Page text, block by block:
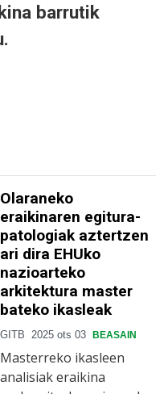
barrutik
Olaraneko
eraikinaren egitura-
patologiak aztertzen
ari dira EHUko
nazioarteko
arkitektura master
bateko ikasleak
GITB 2025 ots 03 BEASAIN
Masterreko ikasleen
analisiak eraikina